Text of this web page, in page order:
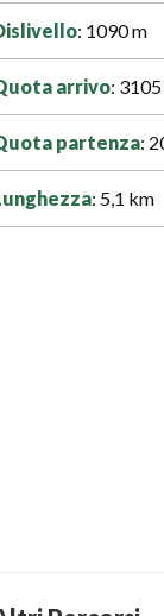
: 1090 m
arrivo:
partenza:
: 5,1 km